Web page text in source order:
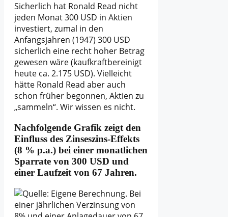
Sicherlich hat Ronald Read nicht
jeden Monat 300 USD in Aktien
investiert, zumal in den
Anfangsjahren (1947) 300 USD
sicherlich eine recht hoher Betrag
gewesen wäre (kaufkraftbereinigt
heute ca. 2.175 USD). Vielleicht
hätte Ronald Read aber auch
schon früher begonnen, Aktien zu
„sammeln“. Wir wissen es nicht.
Nachfolgende Grafik zeigt den
Einfluss des Zinseszins-Effekts
(8 % p.a.) bei einer monatlichen
Sparrate von 300 USD und
einer Laufzeit von 67 Jahren.